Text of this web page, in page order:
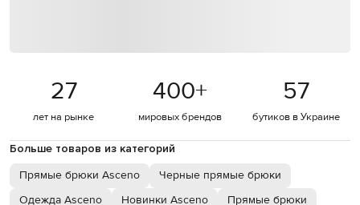
27
лет на рынке
400+
мировых брендов
57
бутиков в Украине
Больше товаров из категорий
Прямые брюки Asceno
Черные прямые брюки
Одежда Asceno
Новинки Asceno
Прямые брюки